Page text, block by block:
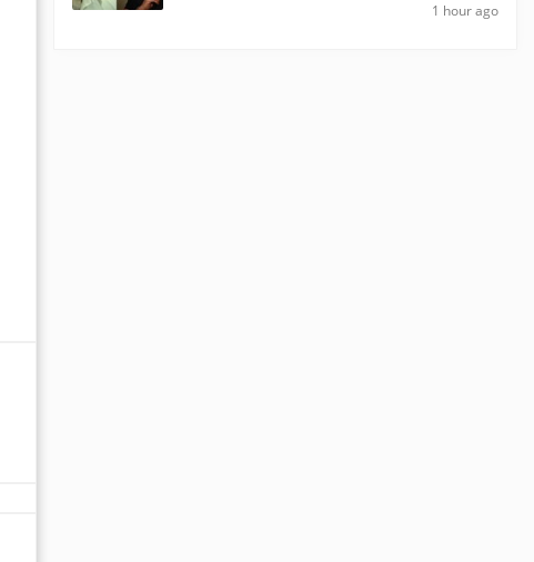
1 hour ago